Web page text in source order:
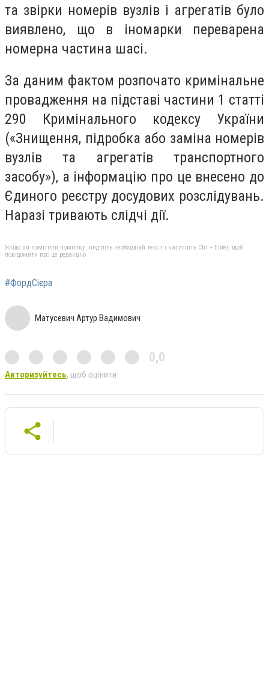
та звірки номерів вузлів і агрегатів було
виявлено, що в іномарки переварена
номерна частина шасі.
За даним фактом розпочато кримінальне
провадження на підставі частини 1 статті
290 Кримінального кодексу України
(«Знищення, підробка або заміна номерів
вузлів та агрегатів транспортного
засобу»), а інформацію про це внесено до
Єдиного реєстру досудових розслідувань.
Наразі тривають слідчі дії.
Якщо ви помітили помилку, виділіть необхідний текст і натисніть Ctrl + Enter, щоб
повідомити про це редакцію
#ФордСієра
Матусевич Артур Вадимович
0,0
Авторизуйтесь, щоб оцінити